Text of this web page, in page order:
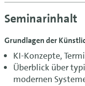
Seminarinhalt
Grundlagen der
KI-Konzepte,
Überblick über
modernen